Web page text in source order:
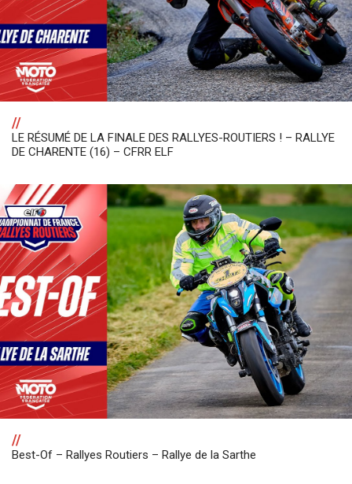
//
LE RÉSUMÉ DE LA FINALE DES RALLYES-ROUTIERS ! – RALLYE
DE CHARENTE (16) – CFRR ELF
//
Best-Of – Rallyes Routiers – Rallye de la Sarthe